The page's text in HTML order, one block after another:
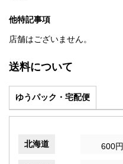
他特記事項
店舗はございません。
送料について
ゆうパック・宅配便
北海道 600円